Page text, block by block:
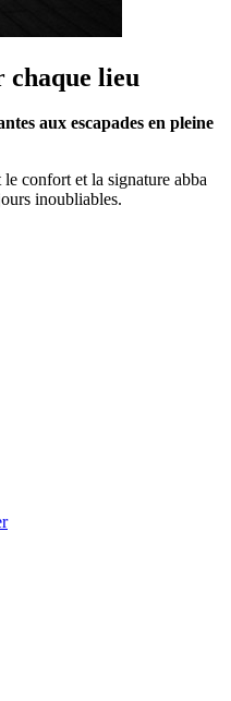
chaque lieu
aux escapades en pleine
confort et la signature abba
inoubliables.